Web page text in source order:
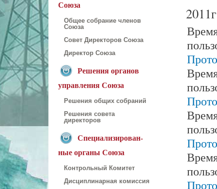
Союза
Общее собрание членов
Союза
Совет Директоров Союза
Директор Союза
Решения органов
управления Союза
Решения общих собраний
Решения совета
директоров
Специализирован-
ные органы Союза
Контрольный Комитет
Дисциплинарная комиссия